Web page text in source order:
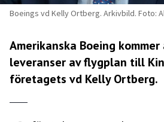
Boeings vd Kelly Ortberg. Arkivbild. Foto:
Amerikanska Boeing
leveranser av flygplan till
företagets vd Kelly Ortberg.